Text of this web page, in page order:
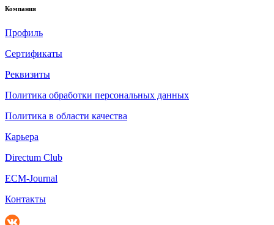
Компания
Профиль
Сертификаты
Реквизиты
Политика обработки персональных данных
Политика в области качества
Карьера
Directum Club
ECM-Journal
Контакты